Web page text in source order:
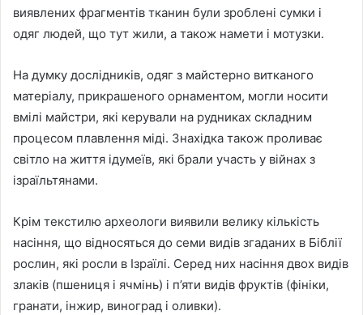
виявлених фрагментів тканин були зроблені сумки і
одяг людей, що тут жили, а також намети і мотузки.
На думку дослідників, одяг з майстерно витканого
матеріалу, прикрашеного орнаментом, могли носити
вмілі майстри, які керували на рудниках складним
процесом плавлення міді. Знахідка також проливає
світло на життя ідумеїв, які брали участь у війнах з
ізраїльтянами.
Крім текстилю археологи виявили велику кількість
насіння, що відносяться до семи видів згаданих в Біблії
рослин, які росли в Ізраїлі. Серед них насіння двох видів
злаків (пшениця і ячмінь) і п’яти видів фруктів (фініки,
гранати, інжир, виноград і оливки).